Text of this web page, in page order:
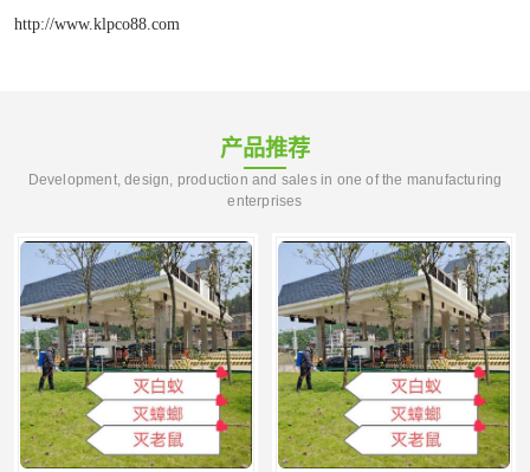
http://www.klpco88.com
产品推荐
Development, design, production and sales in one of the manufacturing
enterprises